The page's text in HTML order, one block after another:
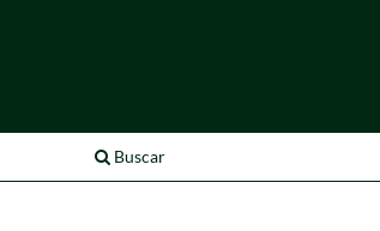
Buscar